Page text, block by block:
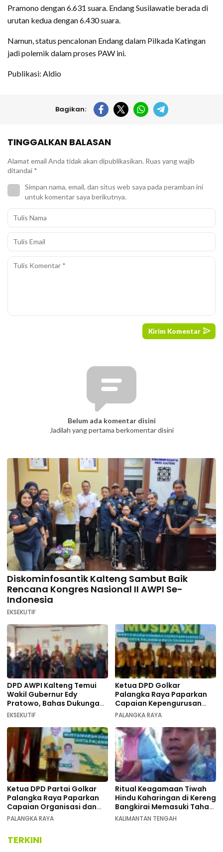
Pramono dengan 6.631 suara. Endang Susilawatie berada di
urutan kedua dengan 6.430 suara.
Namun, status pencalonan Endang dalam Pilkada Katingan
jadi polemik dalam proses PAW ini.
Publikasi: Aldio
Bagikan:
TINGGALKAN BALASAN
Alamat email Anda tidak akan dipublikasikan. Ruas yang wajib
ditandai *
Simpan nama, email, dan situs web saya pada peramban ini
untuk komentar saya berikutnya.
Belum ada komentar disini
Jadilah yang pertama berkomentar disini
Diskominfosantik Kalteng Sambut Baik
Rencana Kongres Nasional II AWPI Se-
Indonesia
EKSEKUTIF
DPD AWPI Kalteng Temui
Wakil Gubernur Edy
Pratowo, Bahas Dukungan
Kongres Nasional II AWPI di
EKSEKUTIF
Ketua DPD Golkar
Palangka Raya Paparkan
Capaian Kepengurusan
pada Pembukaan Musda XI
PALANGKA RAYA
Ketua DPD Partai Golkar
Palangka Raya Paparkan
Capaian Organisasi dan
Kemenangan Pemilu pada
PALANGKA RAYA
Ritual Keagamaan Tiwah
Hindu Kaharingan di Kereng
Bangkirai Memasuki Tahap
Akhir
KALIMANTAN TENGAH
TERKINI